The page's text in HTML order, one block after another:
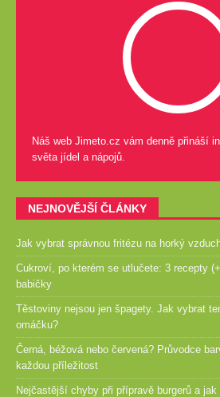
Náš web Jimeto.cz vám denně přináší
světa jídel a nápojů.
NEJNOVĚJŠÍ ČLÁNKY
Jak vybrat správnou fritézu na horký
Cukroví, po kterém se utlučete: 3 recepty
babičky
Těstoviny nejsou jen špagety. Jak vybrat
omáčku?
Černá, béžová nebo červená? Průvodce
každou příležitost
Nejčastější chyby při přípravě burgerů a